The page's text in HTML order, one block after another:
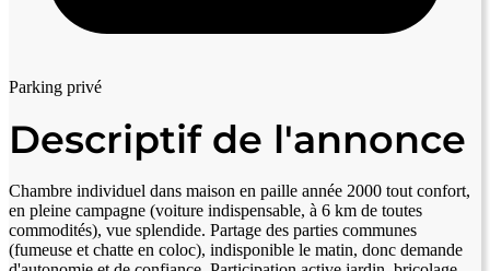
Parking privé
Descriptif de l'annonce
Chambre individuel dans maison en paille année 2000 tout confort,
en pleine campagne (voiture indispensable, à 6 km de toutes
commodités), vue splendide. Partage des parties communes
(fumeuse et chatte en coloc), indisponible le matin, donc demande